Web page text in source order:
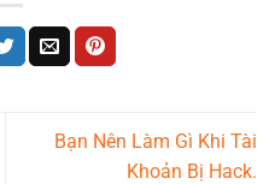
Bạn Nên Làm Gì Khi Tài
Khoản Bị Hack.